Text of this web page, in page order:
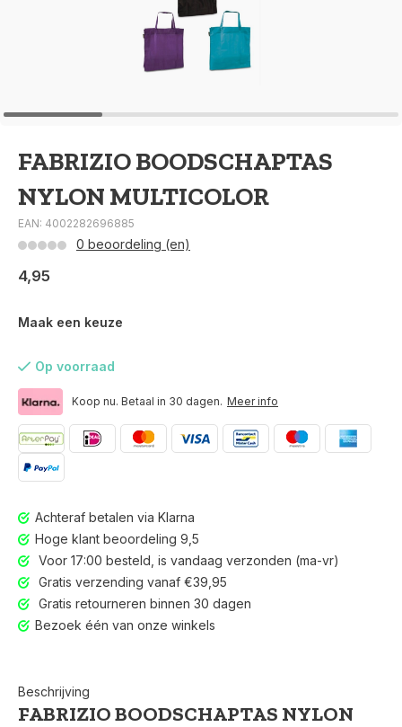
FABRIZIO BOODSCHAPTAS
NYLON MULTICOLOR
EAN: 4002282696885
0 beoordeling (en)
4,95
Maak een keuze
Op voorraad
Koop nu. Betaal in 30 dagen. Meer info
Achteraf betalen via Klarna
Hoge klant beoordeling 9,5
Voor 17:00 besteld, is vandaag verzonden (ma-vr)
Gratis verzending vanaf €39,95
Gratis retourneren binnen 30 dagen
Bezoek één van onze winkels
Beschrijving
FABRIZIO BOODSCHAPTAS NYLON